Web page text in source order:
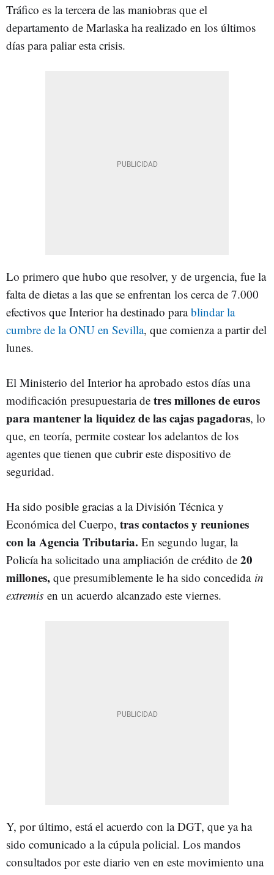
Tráfico es la tercera de las maniobras que el
departamento de Marlaska ha realizado en los últimos
días para paliar esta crisis.
Lo primero que hubo que resolver, y de urgencia, fue la
falta de dietas a las que se enfrentan los cerca de 7.000
efectivos que Interior ha destinado parablindar la
cumbre de la ONU en Sevilla, que comienza a partir del
lunes.
El Ministerio del Interior ha aprobado estos días una
modificación presupuestaria de tres millones de euros
para mantener la liquidez de las cajas pagadoras, lo
que, en teoría, permite costear los adelantos de los
agentes que tienen que cubrir este dispositivo de
seguridad.
Ha sido posible gracias a la División Técnica y
Económica del Cuerpo, tras contactos y reuniones
con la Agencia Tributaria. En segundo lugar, la
Policía ha solicitado una ampliación de crédito de 20
millones, que presumiblemente le ha sido concedida in
extremis en un acuerdo alcanzado este viernes.
Y, por último, está el acuerdo con la DGT, que ya ha
sido comunicado a la cúpula policial. Los mandos
consultados por este diario ven en este movimiento una